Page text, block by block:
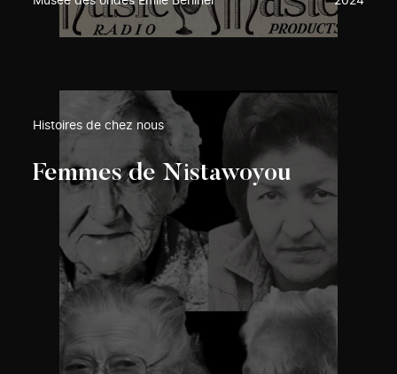
Histoires de chez nous
Femmes de Nistawoyou